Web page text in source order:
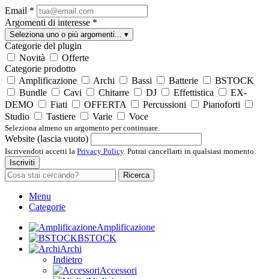
Email *
Argomenti di interesse *
Seleziona uno o più argomenti... ▾
Categorie del plugin
Novità
Offerte
Categorie prodotto
Amplificazione
Archi Bassi Batterie
BSTOCK
Bundle
Cavi Chitarre DJ Effettistica
EX-
DEMO
Fiati OFFERTA Percussioni
Pianoforti
Studio
Tastiere Varie Voce
Seleziona almeno un argomento per continuare.
Website (lascia vuoto)
Iscrivendoti accetti la Privacy Policy. Potrai cancellarti in qualsiasi momento.
Iscriviti
Ricerca
Menu
Categorie
Amplificazione
BSTOCK
Archi
Indietro
Accessori